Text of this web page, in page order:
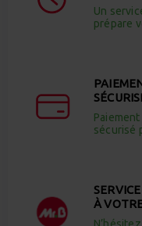
Un
prépare
sécurisé
À